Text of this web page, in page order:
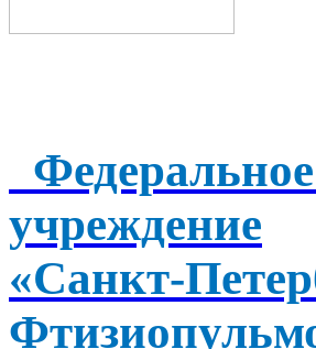
учреждение
«Санкт-